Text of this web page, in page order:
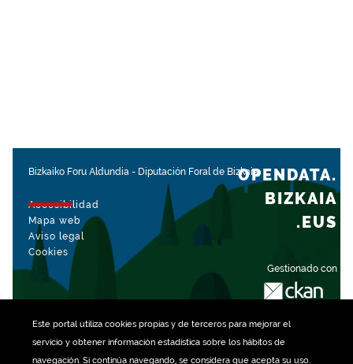
Este portal utiliza cookiespropias y de terceros para mejorar el
servicio y obtener información estadística sobre los hábitos de
navegación. Si continúa navegando, se considera que acepta su uso.
Bizkaiko Foru Aldundia - Diputación Foral de Bizkaia
Accesibilidad
Mapa web
Aviso legal
Cookies
Gestionado con
OPENDATA.
BIZKAIA
.EUS